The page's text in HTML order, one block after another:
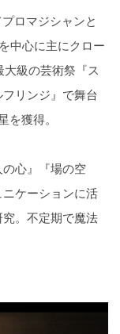
ロマジシャンと
中心に主にクロー
大級の芸術祭『ス
リンジ』で舞台
を獲得。
心』『場の空
ケーションに活
。 不定期で魔法